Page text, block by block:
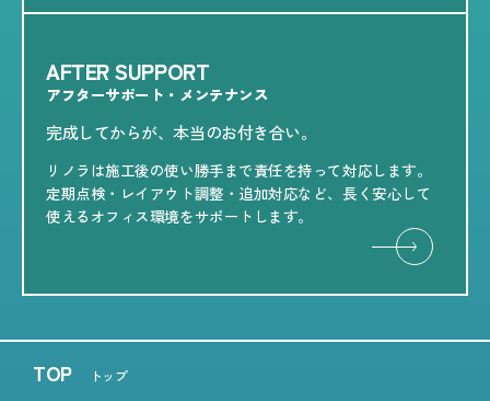
AFTER SUPPORT
アフターサポート・メンテナンス
完成してからが、本当のお付き合い。
リノラは施工後の使い勝手まで責任を持って対応します。
定期点検・レイアウト調整・追加対応など、長く安心して
使えるオフィス環境をサポートします。
TOP トップ